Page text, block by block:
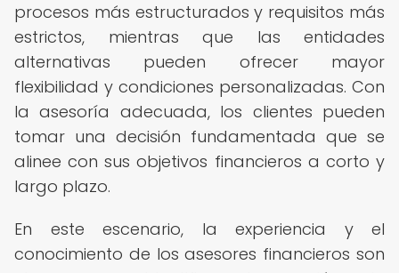
procesos más estructurados y requisitos más
estrictos, mientras que las entidades
alternativas pueden ofrecer mayor
flexibilidad y condiciones personalizadas. Con
la asesoría adecuada, los clientes pueden
tomar una decisión fundamentada que se
alinee con sus objetivos financieros a corto y
largo plazo.
En este escenario, la experiencia y el
conocimiento de los asesores financieros son